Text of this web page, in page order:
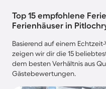
Top 15 empfohlene
Ferienhäuser in
Basierend auf einem
zeigen wir dir die 15
dem besten Verhältnis aus
Gästebewertungen.